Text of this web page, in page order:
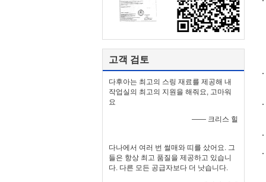
고객 검토
다후아는 최고의 스링 재료를 제공해 내
작업실의 최고의 지원을 해줘요, 고마워
요
—— 크리스 힐
다나에서 여러 번 썰매와 띠를 샀어요. 그
들은 항상 최고 품질을 제공하고 있습니
다. 다른 모든 공급자보다 더 낫습니다.